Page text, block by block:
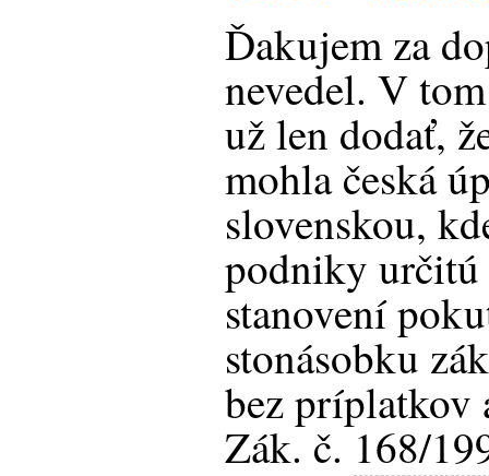
Ďakujem za
nevedel. V
už len dodať,
mohla česká
slovenskou,
podniky
stanovení
stonásobku
bez príplatkov
Zák. č.168/